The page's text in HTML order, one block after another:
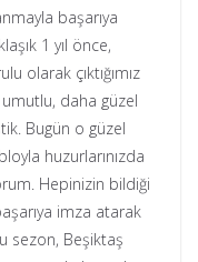
başarıya
1 yıl önce,
olarak çıktığımız
umutlu, daha güzel
Bugün o güzel
huzurlarınızda
Hepinizin bildiği
imza atarak
sezon, Beşiktaş